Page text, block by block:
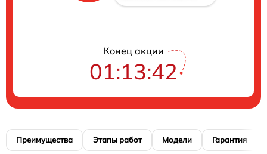
Конец акции
01:13:41
Преимущества Этапы работ Модели Гарантия